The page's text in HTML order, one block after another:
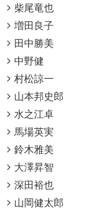
柴尾竜也
増田良子
田中勝美
中野健
村松諒一
山本邦史郎
水之江卓
馬場英実
鈴木雅美
大澤昇智
深田裕也
山岡健太郎